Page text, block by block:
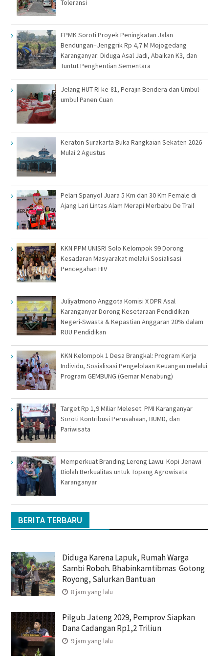
Toleransi
FPMK Soroti Proyek Peningkatan Jalan
Bendungan–Jenggrik Rp 4,7 M Mojogedang
Karanganyar: Diduga Asal Jadi, Abaikan K3, dan
Tuntut Penghentian Sementara
Jelang HUT RI ke-81, Perajin Bendera dan Umbul-
umbul Panen Cuan
Keraton Surakarta Buka Rangkaian Sekaten 2026
Mulai 2 Agustus
Pelari Spanyol Juara 5 Km dan 30 Km Female di
Ajang Lari Lintas Alam Merapi Merbabu De Trail
KKN PPM UNISRI Solo Kelompok 99 Dorong
Kesadaran Masyarakat melalui Sosialisasi
Pencegahan HIV
Juliyatmono Anggota Komisi X DPR Asal
Karanganyar Dorong Kesetaraan Pendidikan
Negeri-Swasta & Kepastian Anggaran 20% dalam
RUU Pendidikan
KKN Kelompok 1 Desa Brangkal: Program Kerja
Individu, Sosialisasi Pengelolaan Keuangan melalui
Program GEMBUNG (Gemar Menabung)
Target Rp 1,9 Miliar Meleset: PMI Karanganyar
Soroti Kontribusi Perusahaan, BUMD, dan
Pariwisata
Memperkuat Branding Lereng Lawu: Kopi Jenawi
Diolah Berkualitas untuk Topang Agrowisata
Karanganyar
BERITA TERBARU
Diduga Karena Lapuk, Rumah Warga
Sambi Roboh. Bhabinkamtibmas Gotong
Royong, Salurkan Bantuan
8 jam yang lalu
Pilgub Jateng 2029, Pemprov Siapkan
Dana Cadangan Rp1,2 Triliun
9 jam yang lalu